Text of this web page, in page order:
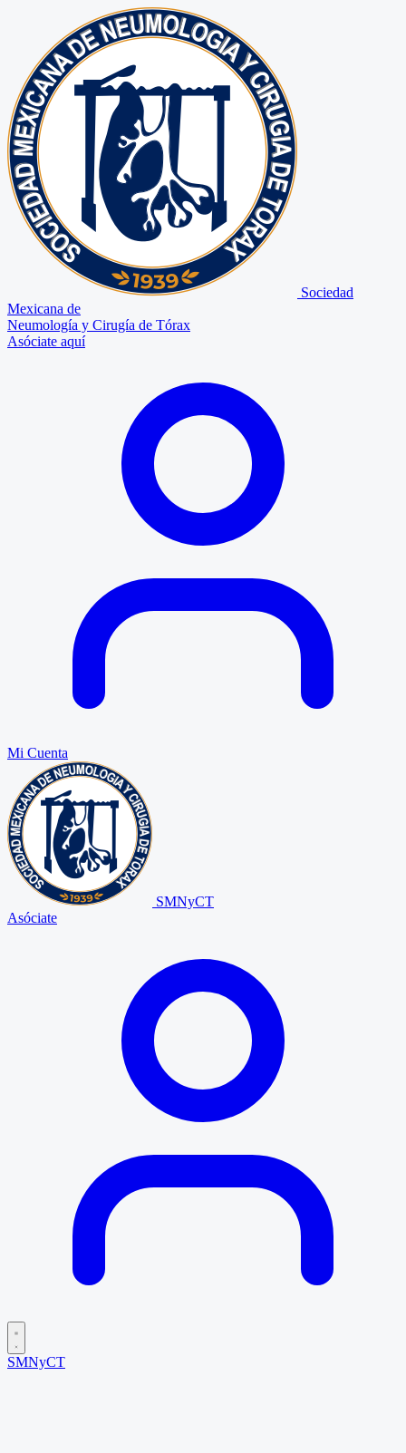
Sociedad
Mexicana de
Neumología y Cirugía de Tórax
Asóciate aquí
Mi Cuenta
SMNyCT
Asóciate
SMNyCT